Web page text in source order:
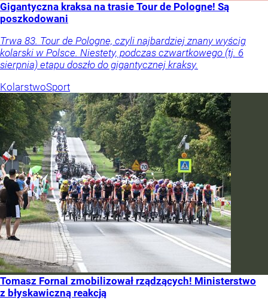
Gigantyczna kraksa na trasie Tour de Pologne! Są
poszkodowani
Trwa 83. Tour de Pologne, czyli najbardziej znany wyścig
kolarski w Polsce. Niestety, podczas czwartkowego (tj. 6
sierpnia) etapu doszło do gigantycznej kraksy.
KolarstwoSport
Tomasz Fornal zmobilizował rządzących! Ministerstwo
z błyskawiczną reakcją